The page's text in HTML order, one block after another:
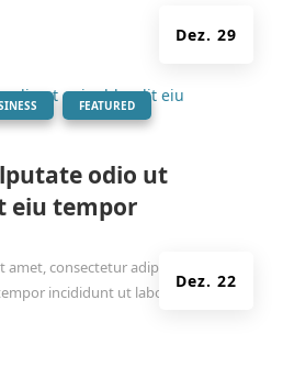
Dez. 29
odio ut
eiu tempor
Dez. 22
FEATURED
consectetur adipiscing
incididunt ut labore et